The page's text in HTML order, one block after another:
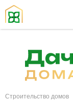
Строительство домов